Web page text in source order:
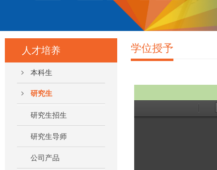
人才培养
本科生
研究生
研究生招生
研究生导师
公司产品
学位授予